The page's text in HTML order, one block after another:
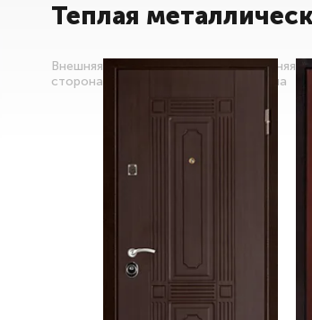
Теплая
Внешняя
сторона
Внутренняя
сторона